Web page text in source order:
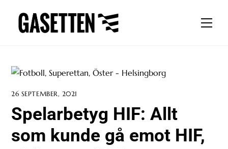
content
26 SEPTEMBER, 2021
Spelarbetyg HIF: Allt
som kunde gå emot HIF,